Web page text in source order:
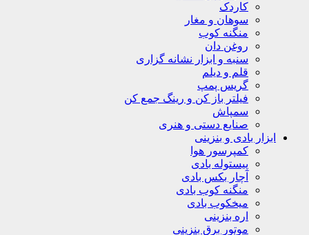
کاردک
سوهان و مغار
منگنه کوب
روغن دان
سنبه و ابزار نشانه گزاری
قلم و دیلم
گریس پمپ
فیلتر باز کن و رینگ جمع کن
سمپاش
صنایع دستی و هنری
ابزار بادی و بنزینی
کمپرسور هوا
پیستوله بادی
آچار بکس بادی
منگنه کوب بادی
میخکوب بادی
اره بنزینی
موتور برق بنزینی